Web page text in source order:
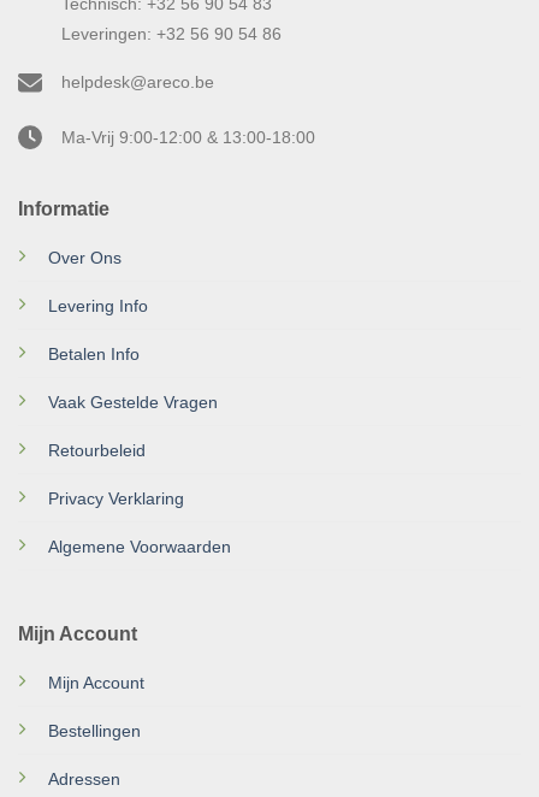
Informatie
Over Ons
Levering Info
Betalen Info
Vaak Gestelde Vragen
Retourbeleid
Privacy Verklaring
Algemene Voorwaarden
Mijn Account
Mijn Account
Bestellingen
Adressen
Technisch: +32 56 90 54 83
Leveringen: +32 56 90 54 86
helpdesk@areco.be
Ma-Vrij 9:00-12:00 & 13:00-18:00